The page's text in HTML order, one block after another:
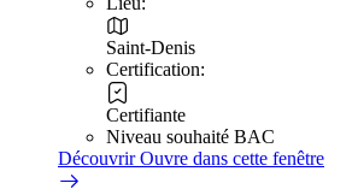
Saint-Denis
Certification:
Certifiante
Niveau souhaité BAC
DécouvrirOuvre dans cette fenêtre